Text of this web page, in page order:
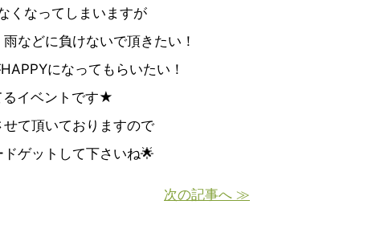
くなってしまいますが
などに負けないで頂きたい！
になってもらいたい！
るイベントです★
て頂いておりますので
ゲットして下さいね🌟
次の記事へ ≫